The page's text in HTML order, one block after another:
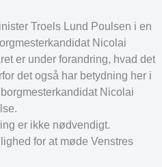
Troels Lund Poulsen i en
Nicolai
er under forandring, hvad det
det også har betydning her i
Nicolai
er ikke nødvendigt.
for at møde Venstres